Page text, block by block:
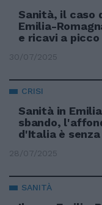
Sanità, il caso
Emilia-
e ricavi a picco
30/07/2025
CRISI
Sanità in
sbando,
d'Italia è
28/07/2025
SANITÀ